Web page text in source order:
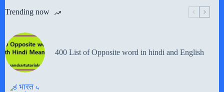
Trending now
400 List of Opposite word in hindi and English